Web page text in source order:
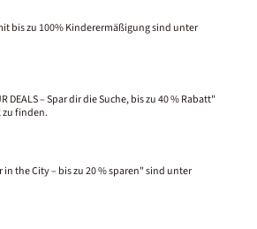
bis zu 100% Kinderermäßigung sind unter
DEALS – Spar dir die Suche, bis zu 40 % Rabatt"
finden.
the City – bis zu 20 % sparen" sind unter